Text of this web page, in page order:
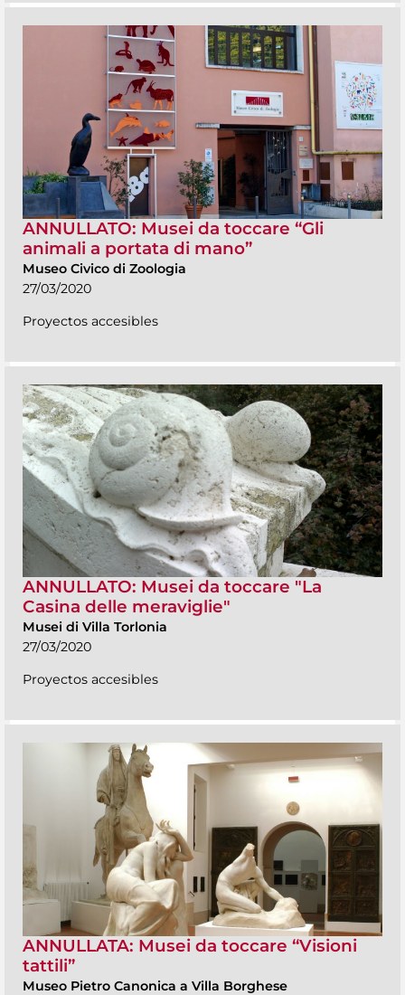
ANNULLATO: Musei da toccare “Gli
animali a portata di mano”
Museo Civico di Zoologia
27/03/2020
Proyectos accesibles
ANNULLATO: Musei da toccare "La
Casina delle meraviglie"
Musei di Villa Torlonia
27/03/2020
Proyectos accesibles
ANNULLATA: Musei da toccare “Visioni
tattili”
Museo Pietro Canonica a Villa Borghese